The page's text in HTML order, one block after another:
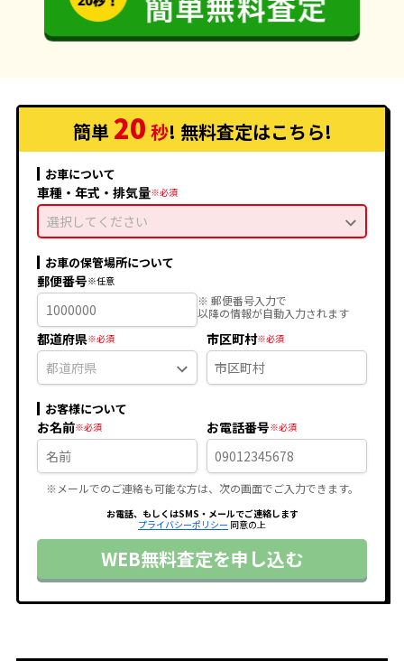
簡単 20 秒! 無料査定はこちら!
お車について
車種・年式・排気量
選択してください
お車の保管場所について
郵便番号
※ 郵便番号入力で
以降の情報が自動入力されます
都道府県 市区町村
お客様について
お名前 お電話番号
※メールでのご連絡も可能な方は、次の画面でご入力できます。
お電話、もしくはSMS・メールでご連絡します
プライバシーポリシー 同意の上
WEB無料査定を申し込む